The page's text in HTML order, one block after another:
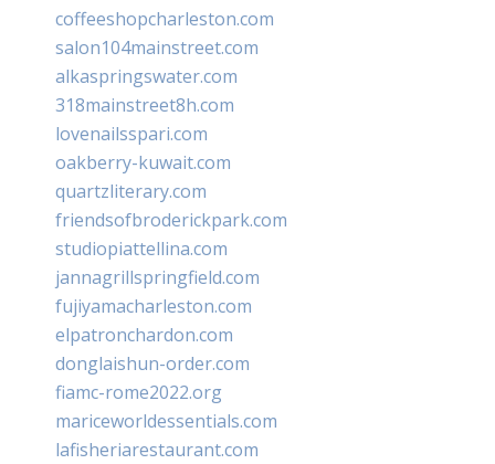
coffeeshopcharleston.com
salon104mainstreet.com
alkaspringswater.com
318mainstreet8h.com
lovenailsspari.com
oakberry-kuwait.com
quartzliterary.com
friendsofbroderickpark.com
studiopiattellina.com
jannagrillspringfield.com
fujiyamacharleston.com
elpatronchardon.com
donglaishun-order.com
fiamc-rome2022.org
mariceworldessentials.com
lafisheriarestaurant.com